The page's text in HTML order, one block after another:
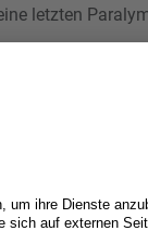
letzten